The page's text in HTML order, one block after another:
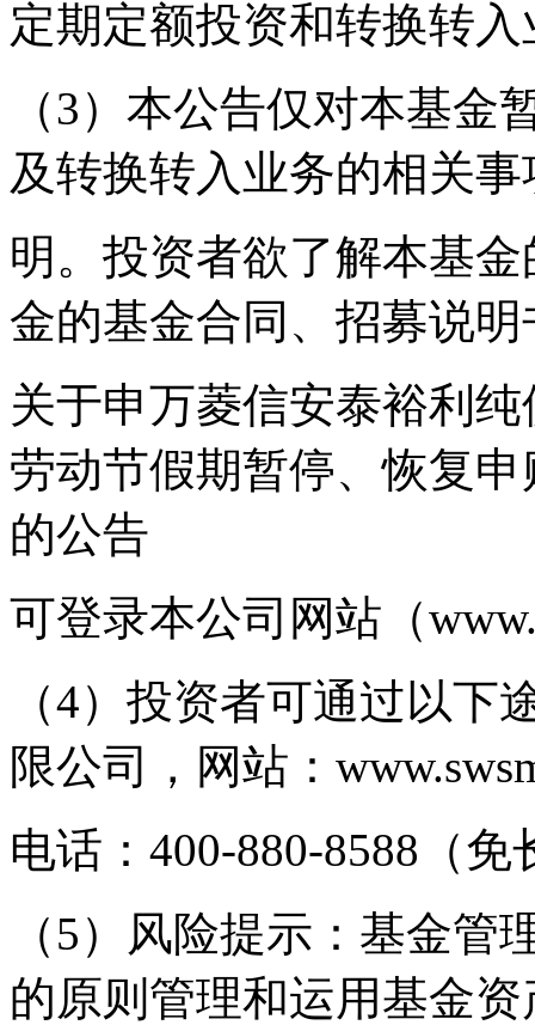
定期定额投资和转换转
（3）本公告仅对本基
及转换转入业务的相关
明。投资者欲了解本基
金的基金合同、招募说
关于申万菱信安泰裕利
劳动节假期暂停、恢复
的公告
可登录本公司网站（
（4）投资者可通过以
限公司，网站：
电话：400-880-8588（
（5）风险提示：基金
的原则管理和运用基金